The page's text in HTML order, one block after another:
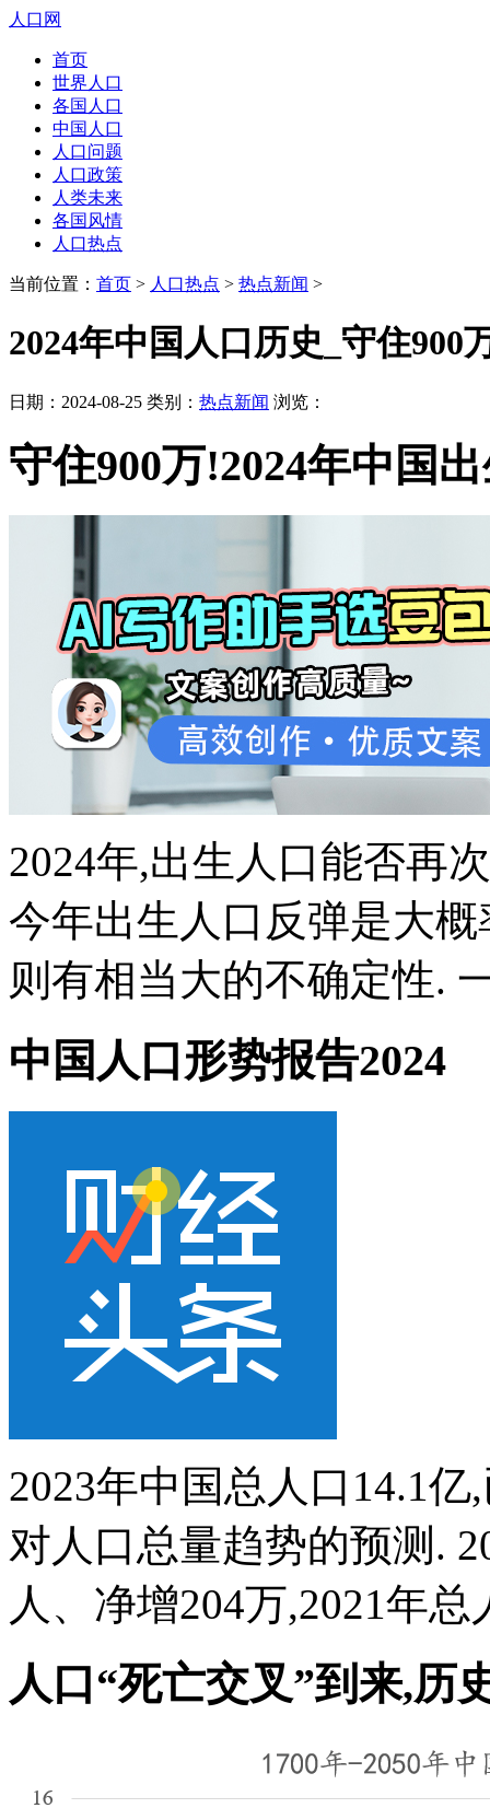
人口网
首页
世界人口
各国人口
中国人口
人口问题
人口政策
人类未来
各国风情
人口热点
当前位置： 首页 > 人口热点 > 热点新闻 >
2024年中国人口历史_守住900
日期：2024-08-25 类别： 热点新闻 浏览：
守住900万!2024年中国
2024年,出生人口能否再
今年出生人口反弹是大
则有相当大的不确定性.
中国人口形势报告2024
2023年中国总人口14.1
对人口总量趋势的预测.
人、净增204万,2021年总
人口“死亡交叉”到来,